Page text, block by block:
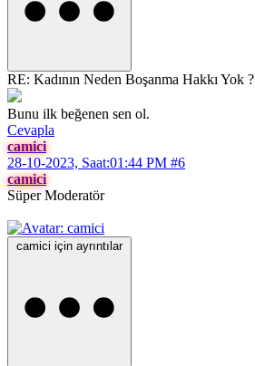
RE: Kadının Neden Boşanma Hakkı Yok ?
Bunu ilk beğenen sen ol.
Cevapla
camici
28-10-2023, Saat:01:44 PM #6
camici
Süper Moderatör
camici için ayrıntılar